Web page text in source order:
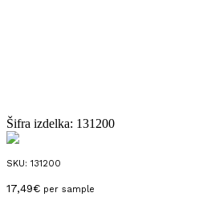
Šifra izdelka: 131200
SKU: 131200
17,49€ per sample